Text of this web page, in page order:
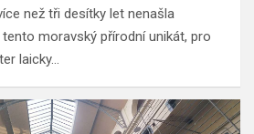
než tři desítky let nenašla
moravský přírodní unikát, pro
laicky…